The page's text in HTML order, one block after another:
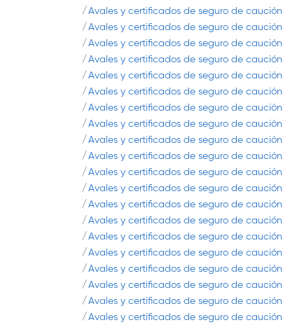
Avales y certificados de seguro de caución
Avales y certificados de seguro de caución
Avales y certificados de seguro de caución
Avales y certificados de seguro de caución
Avales y certificados de seguro de caución
Avales y certificados de seguro de caución
Avales y certificados de seguro de caución
Avales y certificados de seguro de caución
Avales y certificados de seguro de caución
Avales y certificados de seguro de caución
Avales y certificados de seguro de caución
Avales y certificados de seguro de caución
Avales y certificados de seguro de caución
Avales y certificados de seguro de caución
Avales y certificados de seguro de caución
Avales y certificados de seguro de caución
Avales y certificados de seguro de caución
Avales y certificados de seguro de caución
Avales y certificados de seguro de caución
Avales y certificados de seguro de caución